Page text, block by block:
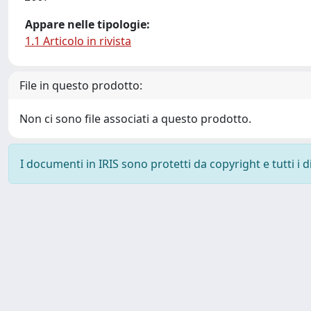
Appare nelle tipologie:
1.1 Articolo in rivista
File in questo prodotto:
Non ci sono file associati a questo prodotto.
I documenti in IRIS sono protetti da copyright e tutti i